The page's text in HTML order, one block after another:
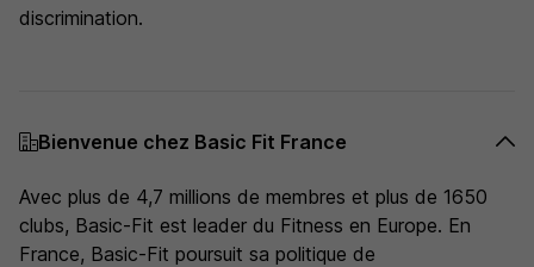
discrimination.
Bienvenue chez Basic Fit France
Avec plus de 4,7 millions de membres et plus de 1650
clubs, Basic-Fit est leader du Fitness en Europe. En
France, Basic-Fit poursuit sa politique de